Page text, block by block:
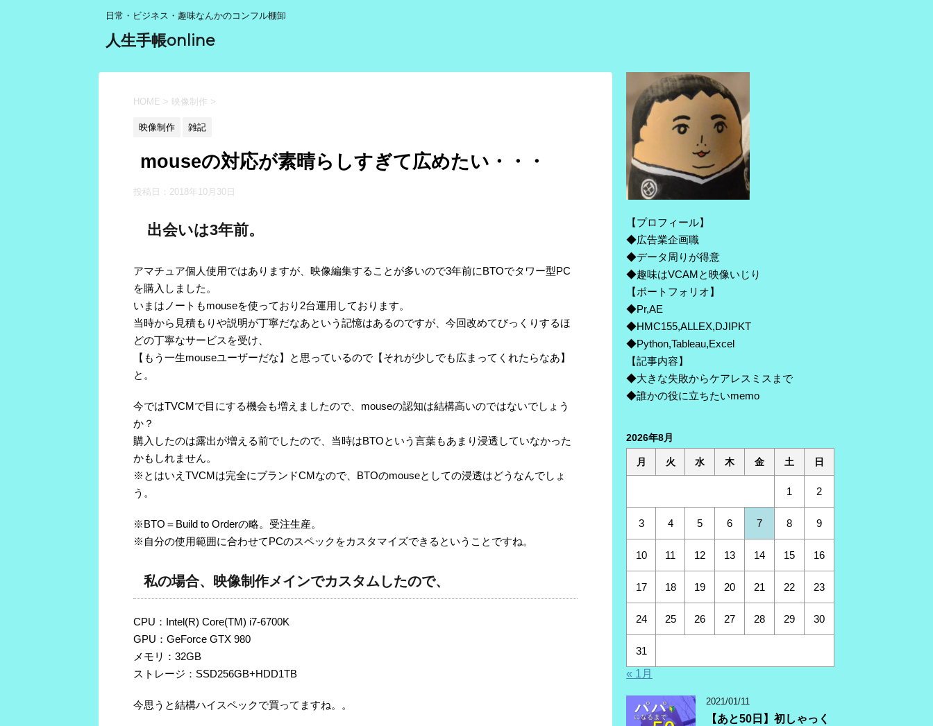
日常・ビジネス・趣味なんかのコンフル棚卸
人生手帳online
HOME > 映像制作 >
映像制作 雑記
mouseの対応が素晴らしすぎて広めたい・・・
投稿日： 2018年10月30日
出会いは3年前。
アマチュア個人使用ではありますが、映像編集することが多いので3年前にBTOでタワー型PC
を購入しました。
いまはノートもmouseを使っており2台運用しております。
当時から見積もりや説明が丁寧だなあという記憶はあるのですが、今回改めてびっくりするほ
どの丁寧なサービスを受け、
【もう一生mouseユーザーだな】と思っているので【それが少しでも広まってくれたらなあ】
と。
今ではTVCMで目にする機会も増えましたので、mouseの認知は結構高いのではないでしょう
か？
購入したのは露出が増える前でしたので、当時はBTOという言葉もあまり浸透していなかった
かもしれません。
※とはいえTVCMは完全にブランドCMなので、BTOのmouseとしての浸透はどうなんでしょ
う。
※BTO＝Build to Orderの略。受注生産。
※自分の使用範囲に合わせてPCのスペックをカスタマイズできるということですね。
私の場合、映像制作メインでカスタムしたので、
CPU：Intel(R) Core(TM) i7-6700K
GPU：GeForce GTX 980
メモリ：32GB
ストレージ：SSD256GB+HDD1TB
今思うと結構ハイスペックで買ってますね。。
【プロフィール】
◆広告業企画職
◆データ周りが得意
◆趣味はVCAMと映像いじり
【ポートフォリオ】
◆Pr,AE
◆HMC155,ALLEX,DJIPKT
◆Python,Tableau,Excel
【記事内容】
◆大きな失敗からケアレスミスまで
◆誰かの役に立ちたいmemo
2026年8月
月 火 水 木 金 土 日
1 2
3 4 5 6 7 8 9
10 11 12 13 14 15 16
17 18 19 20 21 22 23
24 25 26 27 28 29 30
31
« 1月
2021/01/11
【あと50日】初しゃっく